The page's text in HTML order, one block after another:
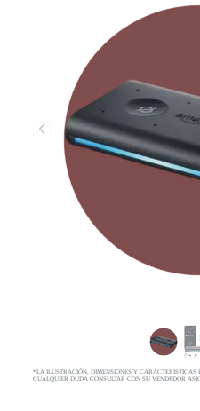
*LA ILUSTRACIÓN, DIMENSIONES Y CARACTERISTICAS
CUALQUIER DUDA CONSULTAR CON SU VENDEDOR